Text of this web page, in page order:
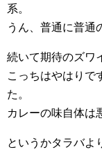
系。
うん、普通に普通
続いて期待のズワ
こっちはやはりで
た。
カレーの味自体は
というかタラバよ